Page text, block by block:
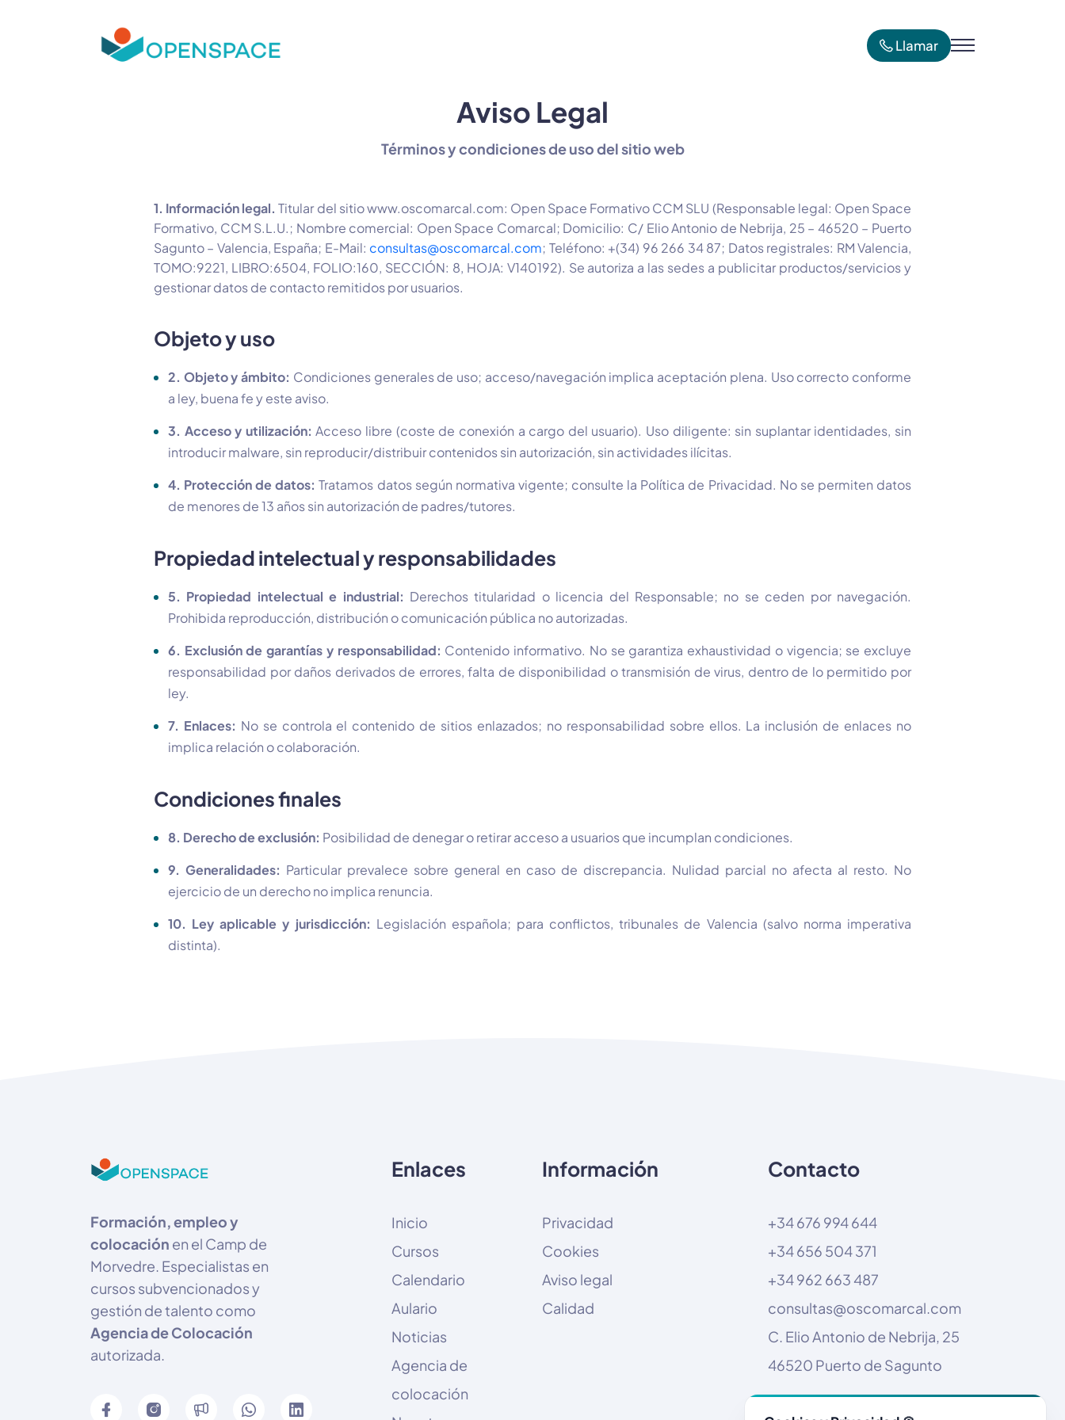
Llamar
Aviso Legal
Términos y condiciones de uso del sitio web
1. Información legal. Titular del sitio www.oscomarcal.com: Open Space Formativo CCM SLU (Responsable legal: Open Space
Formativo, CCM S.L.U.; Nombre comercial: Open Space Comarcal; Domicilio: C/ Elio Antonio de Nebrija, 25 – 46520 – Puerto
Sagunto – Valencia, España; E-Mail: consultas@oscomarcal.com; Teléfono: +(34) 96 266 34 87; Datos registrales: RM Valencia,
TOMO:9221, LIBRO:6504, FOLIO:160, SECCIÓN: 8, HOJA: V140192). Se autoriza a las sedes a publicitar productos/servicios y
gestionar datos de contacto remitidos por usuarios.
Objeto y uso
2. Objeto y ámbito: Condiciones generales de uso; acceso/navegación implica aceptación plena. Uso correcto conforme
a ley, buena fe y este aviso.
3. Acceso y utilización: Acceso libre (coste de conexión a cargo del usuario). Uso diligente: sin suplantar identidades, sin
introducir malware, sin reproducir/distribuir contenidos sin autorización, sin actividades ilícitas.
4. Protección de datos: Tratamos datos según normativa vigente; consulte la Política de Privacidad. No se permiten datos
de menores de 13 años sin autorización de padres/tutores.
Propiedad intelectual y responsabilidades
5. Propiedad intelectual e industrial: Derechos titularidad o licencia del Responsable; no se ceden por navegación.
Prohibida reproducción, distribución o comunicación pública no autorizadas.
6. Exclusión de garantías y responsabilidad: Contenido informativo. No se garantiza exhaustividad o vigencia; se excluye
responsabilidad por daños derivados de errores, falta de disponibilidad o transmisión de virus, dentro de lo permitido por
ley.
7. Enlaces: No se controla el contenido de sitios enlazados; no responsabilidad sobre ellos. La inclusión de enlaces no
implica relación o colaboración.
Condiciones finales
8. Derecho de exclusión: Posibilidad de denegar o retirar acceso a usuarios que incumplan condiciones.
9. Generalidades: Particular prevalece sobre general en caso de discrepancia. Nulidad parcial no afecta al resto. No
ejercicio de un derecho no implica renuncia.
10. Ley aplicable y jurisdicción: Legislación española; para conflictos, tribunales de Valencia (salvo norma imperativa
distinta).
Formación, empleo y
colocación en el Camp de
Morvedre. Especialistas en
cursos subvencionados y
gestión de talento como
Agencia de Colocación
autorizada.
Enlaces
Inicio
Cursos
Calendario
Aulario
Noticias
Agencia de
colocación
Información
Privacidad
Cookies
Aviso legal
Calidad
Contacto
+34 676 994 644
+34 656 504 371
+34 962 663 487
consultas@oscomarcal.com
C. Elio Antonio de Nebrija, 25
46520 Puerto de Sagunto